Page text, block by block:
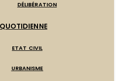
DÉLIBÉRATION
ETAT CIVIL
URBANISME